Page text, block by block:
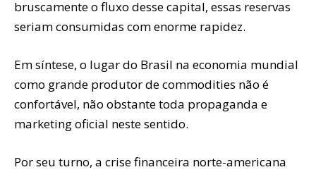
bruscamente o fluxo desse capital, essas reservas
seriam consumidas com enorme rapidez.
Em síntese, o lugar do Brasil na economia mundial
como grande produtor de commodities não é
confortável, não obstante toda propaganda e
marketing oficial neste sentido.
Por seu turno, a crise financeira norte-americana